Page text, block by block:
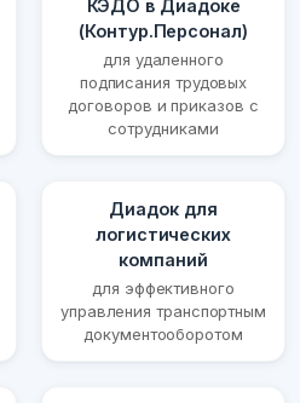
КЭДО в Диадоке
(Контур.Персонал)
для удаленного
подписания трудовых
договоров и приказов с
сотрудниками
Диадок для
логистических
компаний
для эффективного
управления транспортным
документооборотом